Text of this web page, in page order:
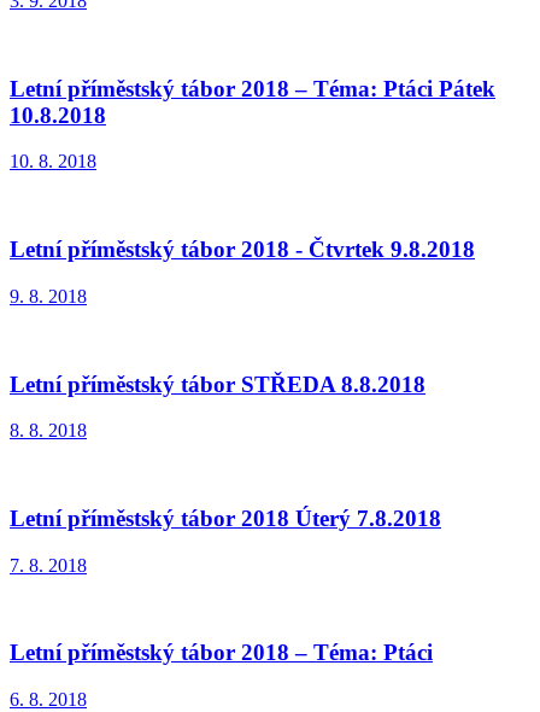
Letní příměstský tábor 2018 – Téma: Ptáci Pátek
10.8.2018
10. 8. 2018
Letní příměstský tábor 2018 - Čtvrtek 9.8.2018
9. 8. 2018
Letní příměstský tábor STŘEDA 8.8.2018
8. 8. 2018
Letní příměstský tábor 2018 Úterý 7.8.2018
7. 8. 2018
Letní příměstský tábor 2018 – Téma: Ptáci
6. 8. 2018